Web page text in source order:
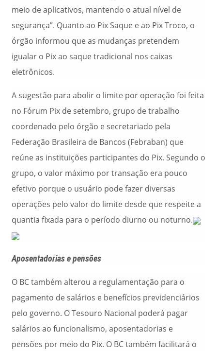
meio de aplicativos, mantendo o atual nível de
segurança”. Quanto ao Pix Saque e ao Pix Troco, o
órgão informou que as mudanças pretendem
igualar o Pix ao saque tradicional nos caixas
eletrônicos.
A sugestão para abolir o limite por operação foi feita
no Fórum Pix de setembro, grupo de trabalho
coordenado pelo órgão e secretariado pela
Federação Brasileira de Bancos (Febraban) que
reúne as instituições participantes do Pix. Segundo o
grupo, o valor máximo por transação era pouco
efetivo porque o usuário pode fazer diversas
operações pelo valor do limite desde que respeite a
quantia fixada para o período diurno ou noturno.
Aposentadorias e pensões
O BC também alterou a regulamentação para o
pagamento de salários e benefícios previdenciários
pelo governo. O Tesouro Nacional poderá pagar
salários ao funcionalismo, aposentadorias e
pensões por meio do Pix. O BC também facilitará o